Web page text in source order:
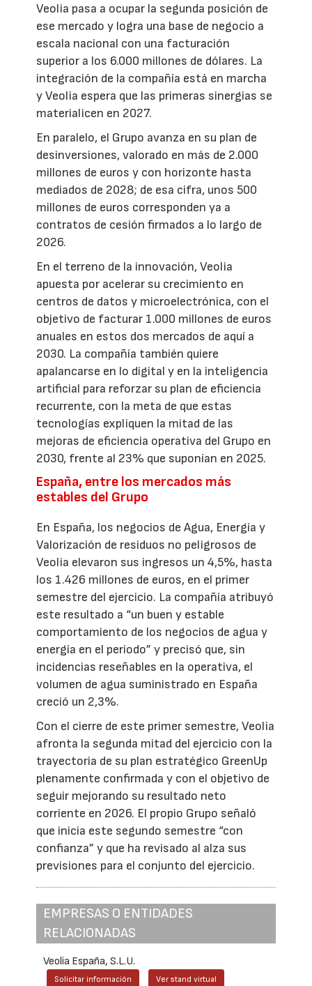
Veolia pasa a ocupar la segunda posición de
ese mercado y logra una base de negocio a
escala nacional con una facturación
superior a los 6.000 millones de dólares. La
integración de la compañía está en marcha
y Veolia espera que las primeras sinergias se
materialicen en 2027.
En paralelo, el Grupo avanza en su plan de
desinversiones, valorado en más de 2.000
millones de euros y con horizonte hasta
mediados de 2028; de esa cifra, unos 500
millones de euros corresponden ya a
contratos de cesión firmados a lo largo de
2026.
En el terreno de la innovación, Veolia
apuesta por acelerar su crecimiento en
centros de datos y microelectrónica, con el
objetivo de facturar 1.000 millones de euros
anuales en estos dos mercados de aquí a
2030. La compañía también quiere
apalancarse en lo digital y en la inteligencia
artificial para reforzar su plan de eficiencia
recurrente, con la meta de que estas
tecnologías expliquen la mitad de las
mejoras de eficiencia operativa del Grupo en
2030, frente al 23% que suponían en 2025.
España, entre los mercados más
estables del Grupo
En España, los negocios de Agua, Energía y
Valorización de residuos no peligrosos de
Veolia elevaron sus ingresos un 4,5%, hasta
los 1.426 millones de euros, en el primer
semestre del ejercicio. La compañía atribuyó
este resultado a “un buen y estable
comportamiento de los negocios de agua y
energía en el periodo” y precisó que, sin
incidencias reseñables en la operativa, el
volumen de agua suministrado en España
creció un 2,3%.
Con el cierre de este primer semestre, Veolia
afronta la segunda mitad del ejercicio con la
trayectoria de su plan estratégico GreenUp
plenamente confirmada y con el objetivo de
seguir mejorando su resultado neto
corriente en 2026. El propio Grupo señaló
que inicia este segundo semestre “con
confianza” y que ha revisado al alza sus
previsiones para el conjunto del ejercicio.
EMPRESAS O ENTIDADES
RELACIONADAS
Veolia España, S.L.U.
Solicitar información Ver stand virtual